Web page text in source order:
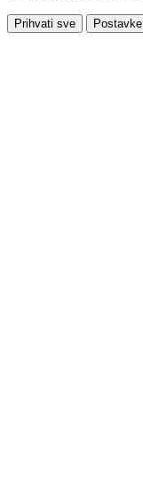
Prihvati sve Postavke